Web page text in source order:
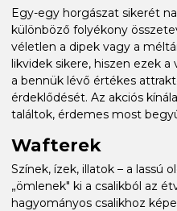
Egy-egy horgászat sikerét
különböző folyékony
véletlen a dipek vagy a
likvidek sikere, hiszen ezek
a bennük lévő értékes
érdeklődését. Az akciós
találtok, érdemes most
Wafterek
Színek, ízek, illatok – a lassú
„ömlenek" ki a csalikból az
hagyományos csalikhoz